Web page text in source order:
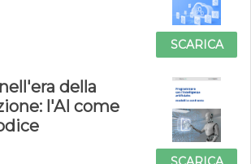
SCARICA
della
l'AI come